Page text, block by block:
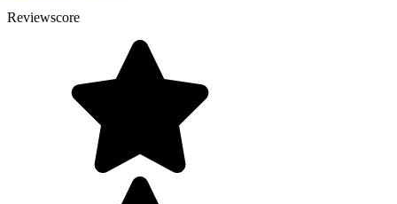
Reviewscore